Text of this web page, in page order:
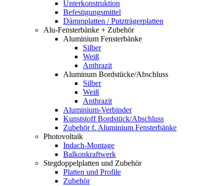
Unterkonstruktion
Befestigungsmittel
Dämmplatten / Putzträgerplatten
Alu-Fensterbänke + Zubehör
Aluminium Fensterbänke
Silber
Weiß
Anthrazit
Aluminum Bordstücke/Abschluss
Silber
Weiß
Anthrazit
Aluminium-Verbinder
Kunststoff Bordstück/Abschluss
Zubehör f. Aluminium Fensterbänke
Photovoltaik
Indach-Montage
Balkonkraftwerk
Stegdoppelplatten und Zubehör
Platten und Profile
Zubehör